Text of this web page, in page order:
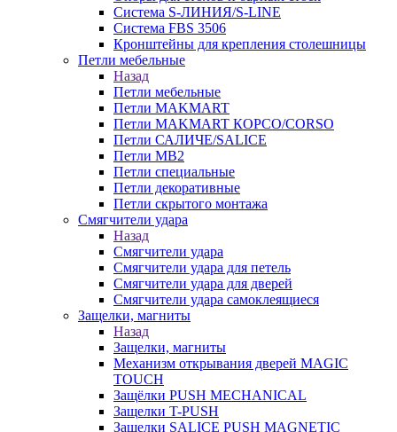
Система S-ЛИНИЯ/S-LINE
Система FBS 3506
Кронштейны для крепления столешницы
Петли мебельные
Назад
Петли мебельные
Петли MAKMART
Петли MAKMART КОРСО/CORSO
Петли САЛИЧЕ/SALICE
Петли MB2
Петли специальные
Петли декоративные
Петли скрытого монтажа
Смягчители удара
Назад
Смягчители удара
Смягчители удара для петель
Смягчители удара для дверей
Cмягчители удара самоклеящиеся
Защелки, магниты
Назад
Защелки, магниты
Механизм открывания дверей MAGIC
TOUCH
Защёлки PUSH MECHANICAL
Защелки T-PUSH
Защелки SALICE PUSH MAGNETIC